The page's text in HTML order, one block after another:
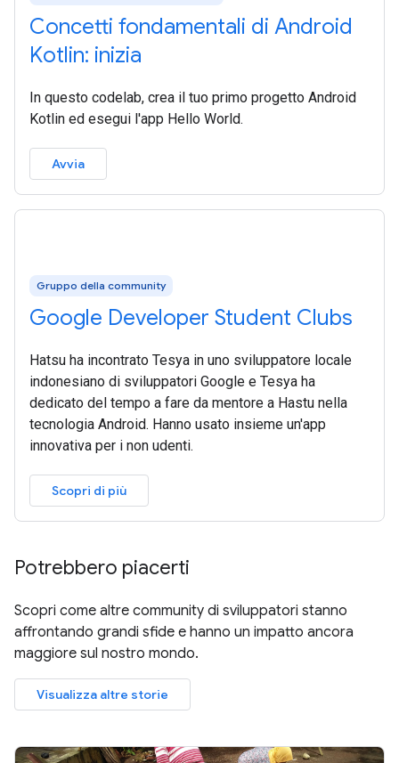
Concetti fondamentali di Android
Kotlin: inizia
In questo codelab, crea il tuo primo progetto Android
Kotlin ed esegui l'app Hello World.
Avvia
Gruppo della community
Google Developer Student Clubs
Hatsu ha incontrato Tesya in uno sviluppatore locale
indonesiano di sviluppatori Google e Tesya ha
dedicato del tempo a fare da mentore a Hastu nella
tecnologia Android. Hanno usato insieme un'app
innovativa per i non udenti.
Scopri di più
Potrebbero piacerti
Scopri come altre community di sviluppatori stanno
affrontando grandi sfide e hanno un impatto ancora
maggiore sul nostro mondo.
Visualizza altre storie